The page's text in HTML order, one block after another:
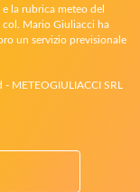
la rubrica meteo del
col. Mario Giuliacci ha
un servizio previsionale
METEOGIULIACCI SRL